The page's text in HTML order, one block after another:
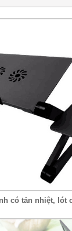
có tản nhiệt, lót